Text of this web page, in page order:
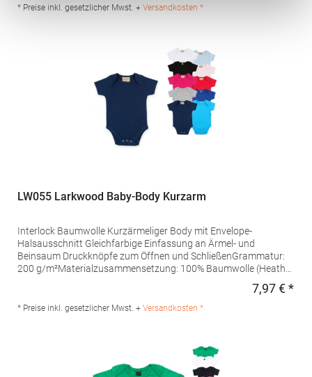
* Preise inkl. gesetzlicher Mwst. + Versandkosten *
LW055 Larkwood Baby-Body Kurzarm
Interlock Baumwolle Kurzärmeliger Body mit Envelope-
Halsausschnitt Gleichfarbige Einfassung an Ärmel- und
Beinsaum Druckknöpfe zum Öffnen und SchließenGrammatur:
200 g/m²Materialzusammensetzung: 100% Baumwolle (Heather
Produktsicherheit: Herst.-Nr.: LW055Hersteller: Henbury BV
Kingsfordweg 151 1043GR Amsterdam Niederlande E-Mail:
7,97 € *
* Preise inkl. gesetzlicher Mwst. + Versandkosten *